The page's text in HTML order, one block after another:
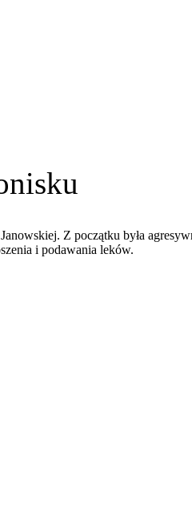
Z początku była
i podawania leków.